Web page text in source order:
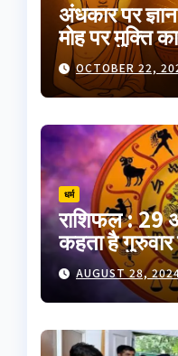
अंधकार पर
मोह पर मुक्ति
भारतीय परंपरा
आत्मप्रकाश
OCTOBER 22,
धर्म
राशिफल : 29
कहता है गुरुवार
AUGUST 28,